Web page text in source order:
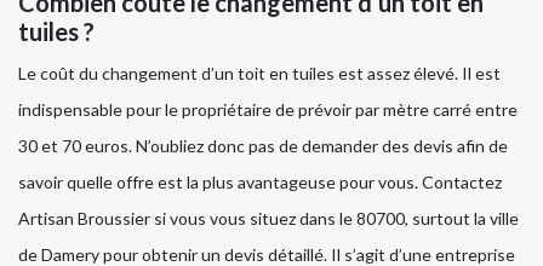
tuiles ?
Le coût du changement d’un toit en tuiles est assez élevé. Il est
indispensable pour le propriétaire de prévoir par mètre carré entre
30 et 70 euros. N’oubliez donc pas de demander des devis afin de
savoir quelle offre est la plus avantageuse pour vous. Contactez
Artisan Broussier si vous vous situez dans le 80700, surtout la ville
de Damery pour obtenir un devis détaillé. Il s’agit d’une entreprise